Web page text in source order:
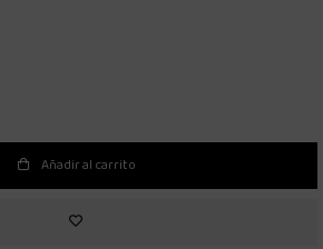
Añadir al carrito